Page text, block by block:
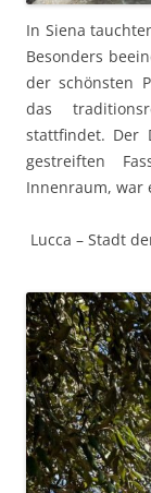
In Siena
Besonders
der schönsten
das
stattfindet. Der
gestreiften
Innenraum, war
Lucca – Stadt